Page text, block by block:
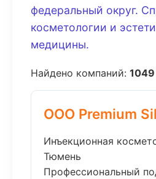
федеральный округ.
косметологии и
медицины.
Найдено компаний: 1049
ООО Premium
Инъекционная
Тюмень
Профессиональный